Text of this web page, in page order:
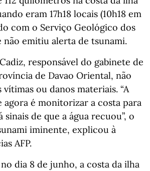
eram 17h18 locais (10h18 em
com o Serviço Geológico dos
não emitiu alerta de tsunami.
responsável do gabinete de
de Davao Oriental, não
ou danos materiais. “A
agora é monitorizar a costa para
de que a água recuou”, o
iminente, explicou à
AFP.
dia 8 de junho, a costa da ilha